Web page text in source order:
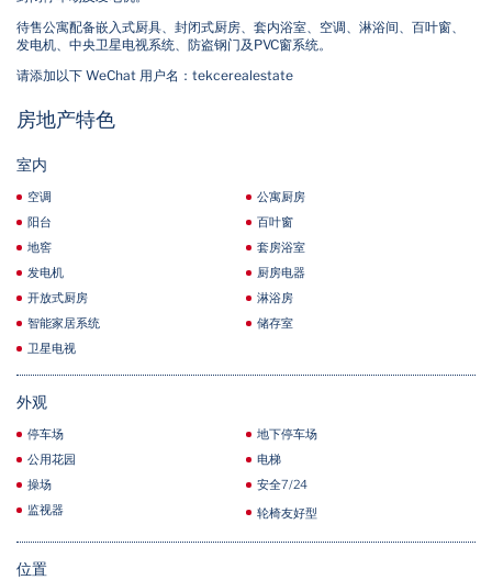
待售公寓配备嵌入式厨具、封闭式厨房、套内浴室、空调、淋浴间、百叶窗、
发电机、中央卫星电视系统、防盗钢门及PVC窗系统。
请添加以下 WeChat 用户名：tekcerealestate
房地产特色
室内
空调
公寓厨房
阳台
百叶窗
地窖
套房浴室
发电机
厨房电器
开放式厨房
淋浴房
智能家居系统
储存室
卫星电视
外观
停车场
地下停车场
公用花园
电梯
操场
安全7/24
监视器
轮椅友好型
位置